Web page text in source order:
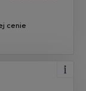
cenie